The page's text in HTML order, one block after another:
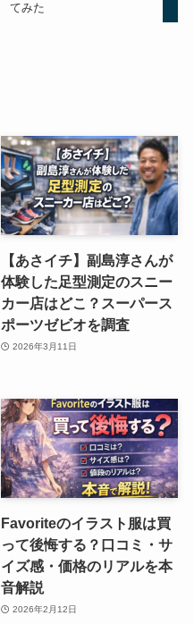
てみた
【あさイチ】副島淳さんが
体験した足型測定のスニー
カー店はどこ？スーパース
ポーツゼビオを調査
2026年3月11日
Favoriteのイラスト服は買
って後悔する？口コミ・サ
イズ感・価格のリアルを本
音解説
2026年2月12日